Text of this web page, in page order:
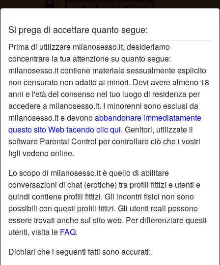
Si prega di accettare quanto segue:
Prima di utilizzare milanosesso.it, desideriamo
concentrare la tua attenzione su quanto segue:
milanosesso.it contiene materiale sessualmente esplicito
non censurato non adatto ai minori. Devi avere almeno 18
anni e l'età del consenso nel tuo luogo di residenza per
accedere a milanosesso.it. I minorenni sono esclusi da
milanosesso.it e devonoabbandonare immediatamente
questo sito Web facendo clic qui. Genitori, utilizzate il
software Parental Control per controllare ciò che i vostri
figli vedono online.
Lo scopo di milanosesso.it è quello di abilitare
conversazioni di chat (erotiche) tra profili fittizi e utenti e
quindi contiene profili fittizi. Gli incontri fisici non sono
possibili con questi profili fittizi. Gli utenti reali possono
essere trovati anche sul sito web. Per differenziare questi
utenti, visita le FAQ.
Dichiari che i seguenti fatti sono accurati:
Profilo di InterNelCuore
star Aggiungi chatChatta adesso